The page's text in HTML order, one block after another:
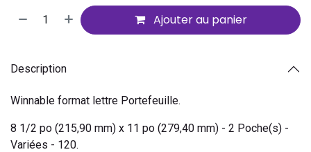
Ajouter au panier
Description
Winnable format lettre Portefeuille.
8 1/2 po (215,90 mm) x 11 po (279,40 mm) - 2 Poche(s) -
Variées - 120.